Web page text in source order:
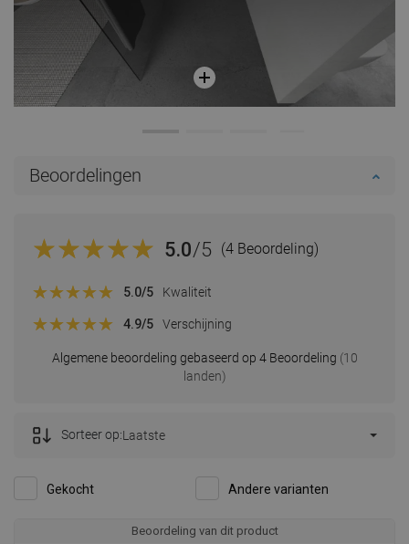
Beoordelingen
5.0/5 (4 Beoordeling)
Algemene beoordeling gebaseerd op 4 Beoordeling (10
landen)
5.0/5 Kwaliteit
4.9/5 Verschijning
Gekocht Andere varianten
Sorteer op:Laatste
Beoordeling van dit product